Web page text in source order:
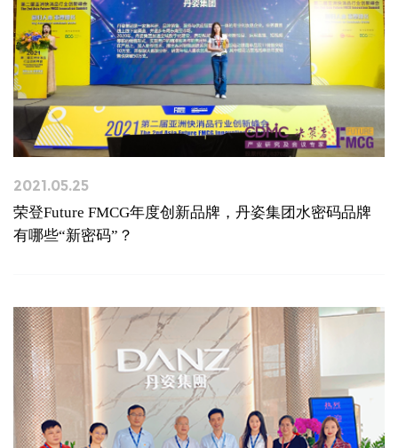
2021.05.25
荣登Future FMCG年度创新品牌，丹姿集团水密码品牌
有哪些“新密码”？